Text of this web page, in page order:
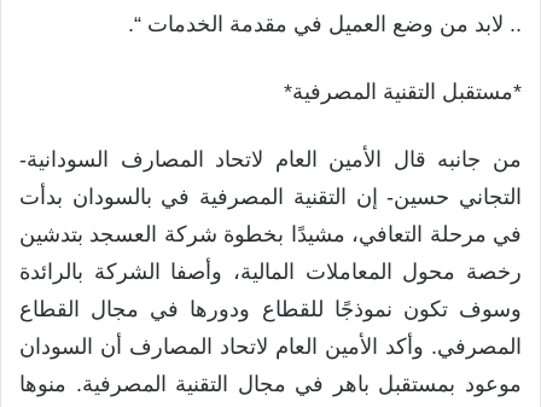
.. لابد من وضع العميل في مقدمة الخدمات “.
*مستقبل التقنية المصرفية*
من جانبه قال الأمين العام لاتحاد المصارف السودانية-
التجاني حسين- إن التقنية المصرفية في بالسودان بدأت
في مرحلة التعافي، مشيدًا بخطوة شركة العسجد بتدشين
رخصة محول المعاملات المالية، وأصفا الشركة بالرائدة
وسوف تكون نموذجًا للقطاع ودورها في مجال القطاع
المصرفي. وأكد الأمين العام لاتحاد المصارف أن السودان
موعود بمستقبل باهر في مجال التقنية المصرفية. منوها